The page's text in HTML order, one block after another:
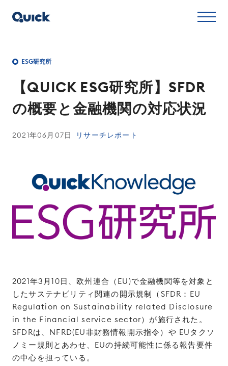
ESG研究所
【QUICK ESG研究所】SFDR
の概要と金融機関の対応状況
2021年06月07日 リサーチレポート
2021年3月10日、欧州連合（EU)で金融機関等を対象と
したサステナビリティ関連の開示規制（SFDR：EU
Regulation on Sustainability related Disclosure
in the Financial service sector）が施行された。
SFDRは、NFRD(EU非財務情報開示指令）や EUタクソ
ノミー規則とあわせ、EUの持続可能性に係る報告要件
の中心を担っている。